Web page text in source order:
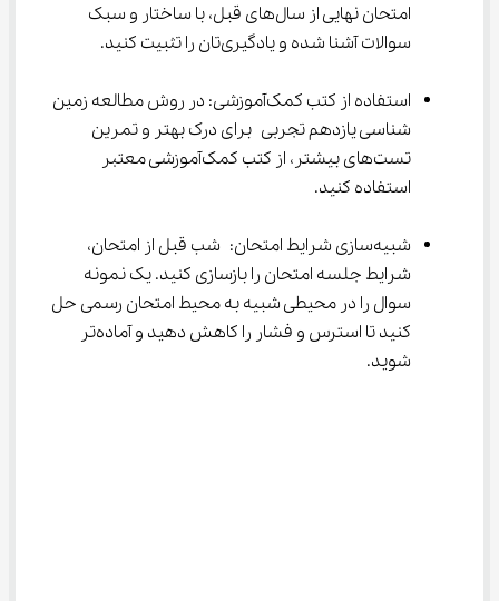
امتحان نهایی از سال‌های قبل، با ساختار و سبک
سوالات آشنا شده و یادگیری‌تان را تثبیت کنید.
استفاده از کتب کمک‌آموزشی: در روش مطالعه زمین
شناسی یازدهم تجربی برای درک بهتر و تمرین
تست‌های بیشتر، از کتب کمک‌آموزشی معتبر
استفاده کنید.
شبیه‌سازی شرایط امتحان: شب قبل از امتحان،
شرایط جلسه امتحان را بازسازی کنید. یک نمونه
سوال را در محیطی شبیه به محیط امتحان رسمی حل
کنید تا استرس و فشار را کاهش دهید و آماده‌تر
شوید.